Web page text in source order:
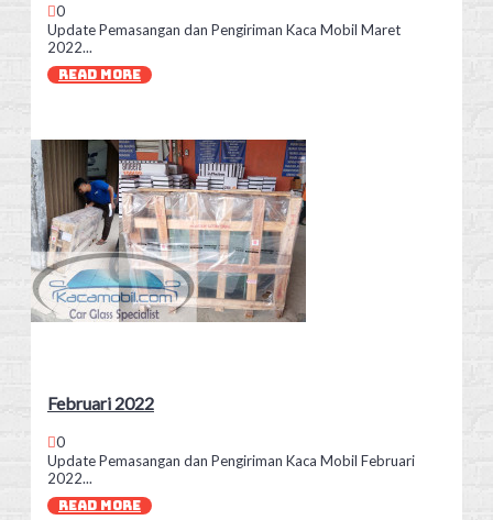
0
Update Pemasangan dan Pengiriman Kaca Mobil Maret
2022...
READ MORE
Februari 2022
0
Update Pemasangan dan Pengiriman Kaca Mobil Februari
2022...
READ MORE